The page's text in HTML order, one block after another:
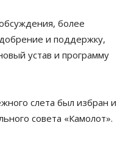
более
и поддержку,
устав и программу
слета был избран и
совета «Камолот».